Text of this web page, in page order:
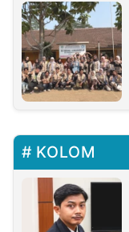
KOLOM